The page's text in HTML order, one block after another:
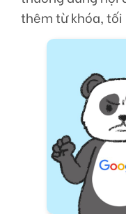
thêm từ khóa, tối